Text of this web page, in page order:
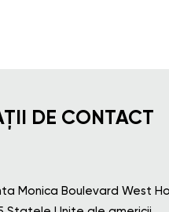
DE CONTACT
Monica Boulevard West